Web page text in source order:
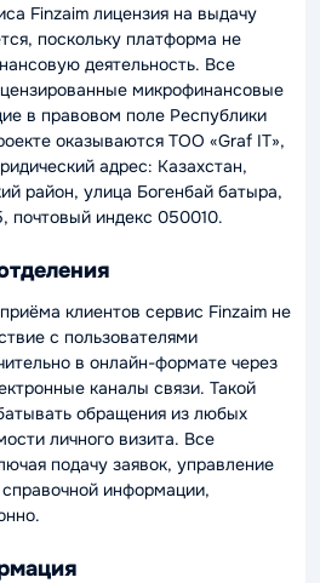
Finzaim лицензия на выдачу
поскольку платформа не
деятельность. Все
микрофинансовые
в правовом поле Республики
оказываются ТОО «Graf IT»,
адрес: Казахстан,
район, улица Богенбай батыра,
почтовый индекс 050010.
клиентов сервис Finzaim не
с пользователями
в онлайн-формате через
каналы связи. Такой
обращения из любых
личного визита. Все
подачу заявок, управление
информации,